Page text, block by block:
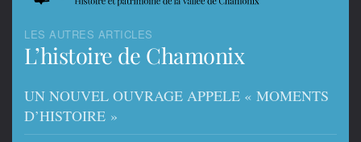
LES AUTRES ARTICLES
L’histoire de Chamonix
UN NOUVEL OUVRAGE APPELE « MOMENTS
D’HISTOIRE »